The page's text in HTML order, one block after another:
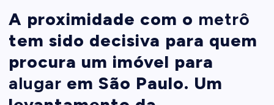
A proximidade com o metrô
tem sido decisiva para quem
procura um imóvel para
alugar em São Paulo. Um